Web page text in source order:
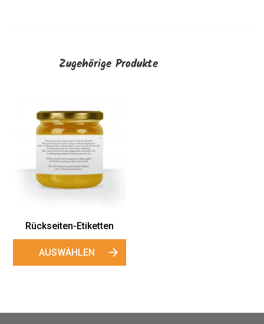
Zugehörige Produkte
Rückseiten-Etiketten
AUSWÄHLEN